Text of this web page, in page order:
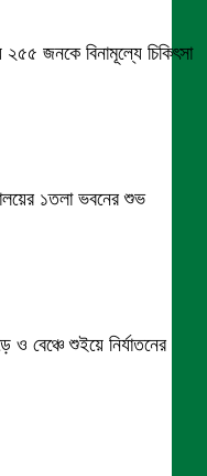
জনকে বিনামূল্যে চিকিৎসা
১তলা ভবনের শুভ
ও বেঞ্চে শুইয়ে নির্যাতনের